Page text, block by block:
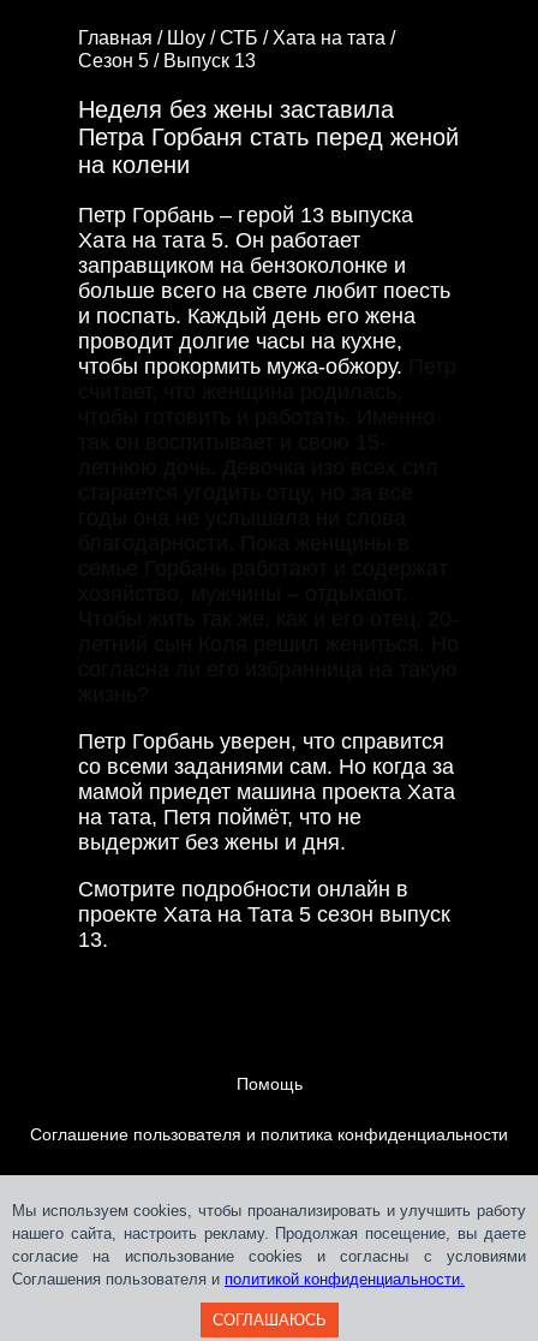
Мы используем cookies, чтобы проанализировать и улучшить работу
нашего сайта, настроить рекламу. Продолжая посещение, вы даете
согласие на использование cookies и согласны с условиями
Соглашения пользователя и политикой конфиденциальности.
СОГЛАШАЮСЬ
Главная / Шоу /СТБ / Хата на тата /
Сезон 5 / Выпуск 13
Неделя без жены заставила
Петра Горбаня стать перед женой
на колени
Петр Горбань – герой 13 выпуска
Хата на тата 5. Он работает
заправщиком на бензоколонке и
больше всего на свете любит поесть
и поспать. Каждый день его жена
проводит долгие часы на кухне,
чтобы прокормить мужа-обжору.
Петр Горбань уверен, что справится
со всеми заданиями сам. Но когда за
мамой приедет машина проекта Хата
на тата, Петя поймёт, что не
выдержит без жены и дня.
Смотрите подробности онлайн в
проекте Хата на Тата 5 сезон выпуск
13.
Помощь
Соглашение пользователя и политика конфиденциальности
Размещение рекламы
Teleportal © 2018-2026СЛМ ОНЛАЙН МЕДІА